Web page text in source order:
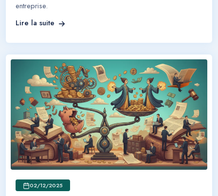
entreprise.
Lire la suite
02/12/2025